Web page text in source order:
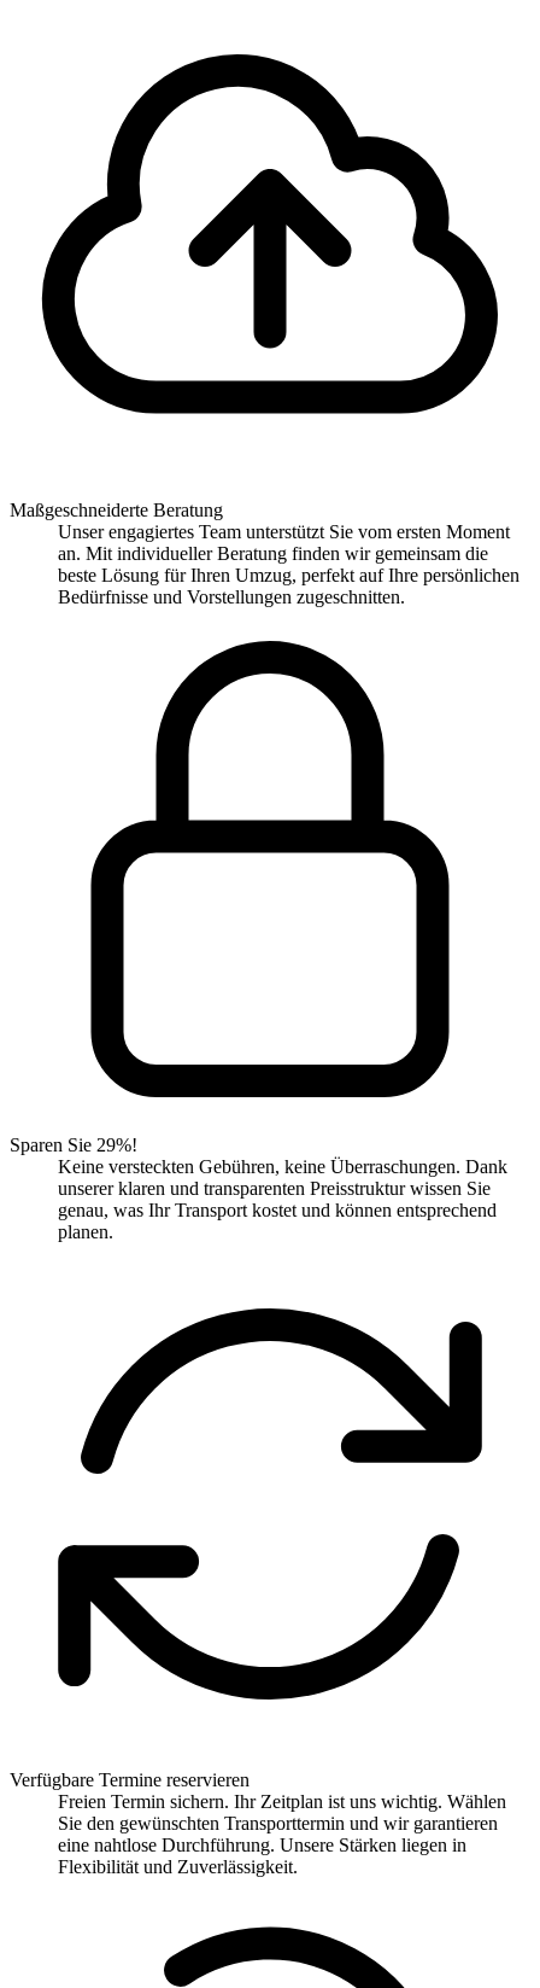
Maßgeschneiderte Beratung
Unser engagiertes Team unterstützt Sie vom ersten Moment
an. Mit individueller Beratung finden wir gemeinsam die
beste Lösung für Ihren Umzug, perfekt auf Ihre persönlichen
Bedürfnisse und Vorstellungen zugeschnitten.
Sparen Sie 29%!
Keine versteckten Gebühren, keine Überraschungen. Dank
unserer klaren und transparenten Preisstruktur wissen Sie
genau, was Ihr Transport kostet und können entsprechend
planen.
Verfügbare Termine reservieren
Freien Termin sichern. Ihr Zeitplan ist uns wichtig. Wählen
Sie den gewünschten Transporttermin und wir garantieren
eine nahtlose Durchführung. Unsere Stärken liegen in
Flexibilität und Zuverlässigkeit.